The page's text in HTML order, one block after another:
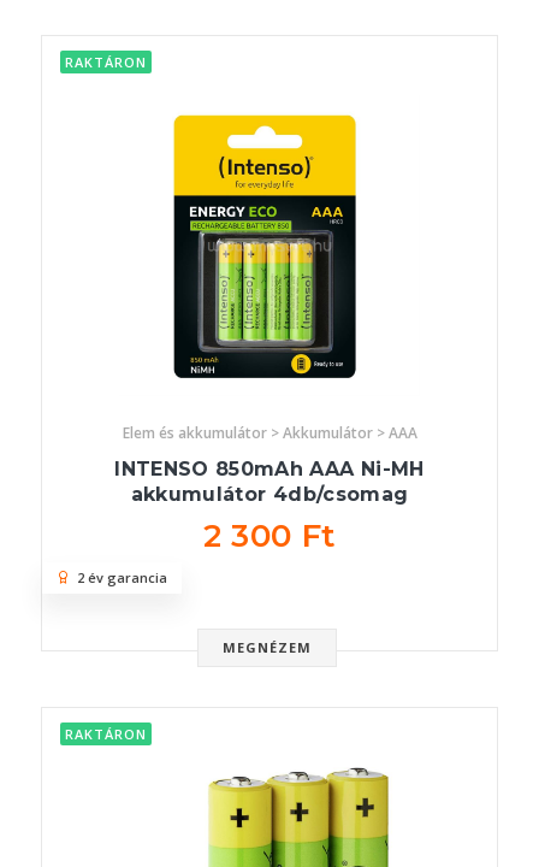
RAKTÁRON
Elem és akkumulátor > Akkumulátor > AAA
INTENSO 850mAh AAA Ni-MH
akkumulátor 4db/csomag
2 300 Ft
MEGNÉZEM
2 év garancia
RAKTÁRON